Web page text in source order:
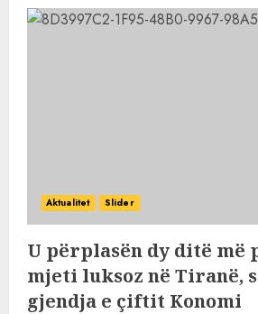
Aktualitet Slider
U përplasën dy ditë më
mjeti luksoz në Tiranë,
gjendja e çiftit Konomi